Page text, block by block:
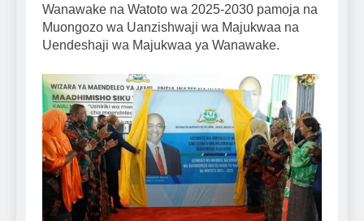
Wanawake na Watoto wa 2025-2030 pamoja na
Muongozo wa Uanzishwaji wa Majukwaa na
Uendeshaji wa Majukwaa ya Wanawake.